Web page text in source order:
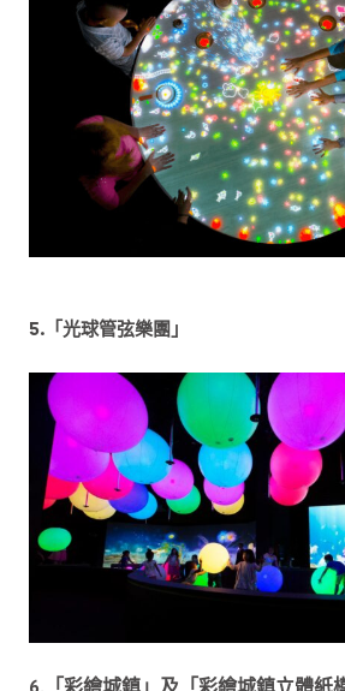
5.「光球管弦樂團」
6.「彩繪城鎮」及「彩繪城鎮立體紙